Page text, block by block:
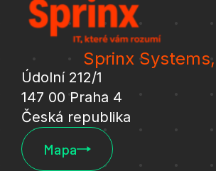
Sprinx
Údolní 212/1
147 00 Praha 4
Česká republika
Mapa